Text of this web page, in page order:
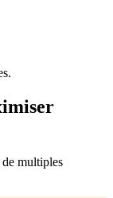
multiples